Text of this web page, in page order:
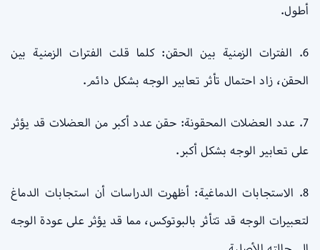
أطول.
6. الفترات الزمنية بين الحقن: كلما قلت الفترات الزمنية بين
الحقن، زاد احتمال تأثر تعابير الوجه بشكل دائم.
7. عدد العضلات المحقونة: حقن عدد أكبر من العضلات قد يؤثر
على تعابير الوجه بشكل أكبر.
8. الاستجابات الدماغية: أظهرت الدراسات أن استجابات الدماغ
لتعبيرات الوجه قد تتأثر بالبوتوكس، مما قد يؤثر على عودة الوجه